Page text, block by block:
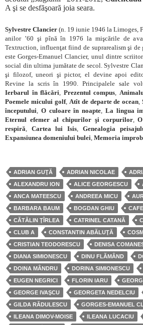
A şi se desfăşoară joia seara.
Sylvestre Clancier (n. 19 iunie 1946 la Limoges,
anilor ’60 şi pînă în 1976 la mişcările de
Textruction, influenţat fiind de suprarealism şi de
este Gorges-Emanuel Clancier, unul dintre
social din ultima jumătate de secol. Sylvestre
şi filozof, uneori şi pictor, el devine apoi
Revine la scris în 1990. Principalele sale
Ierbarul în flăcări, Prezentul compus,
Poemele micului golf, Atît de departe de ocean,
începutului, O culoare în noapte, La lingua
Eternul efemer al chipurilor şi corpurilor,
respiră, Cartea lui Isis, Genealogia
Expansiunea domeniului bulei, Memoria
ADRIAN GUŢĂ ADRIAN NICOLAE
ALEXANDRU ION
ALICE GEORGESCU
ANCA MATEESCU
ANDREEA MICU
BARBARA BAUM
BOGDAN GHIU
CĂTĂLIN ŢÎRLEA
CATRINEL CATANĂ
CLUB A
CONSTANTIN ABĂLUŢĂ
CRISTIAN TEODORESCU
DENISA
DIANA SIMIONESCU
DINU FLĂMÂND
DOINA MÂNDRU
DORINA SIMIONESCU
EUGEN NEGRICI
FLORIN IARU
GEORGE IVAŞCU
GEORGETA NEDELCIU
GILDA RĂDULESCU
GORGES-EMANUEL
ILEANA DIMOV-MOISE
ILEANA LUCACIU